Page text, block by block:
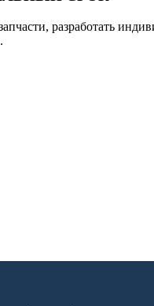
разработать